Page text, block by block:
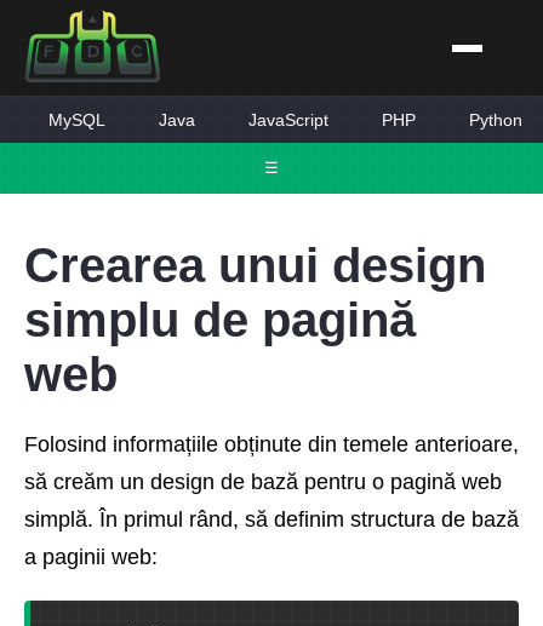
☰
MySQL Java JavaScript PHP Python
Crearea unui design
simplu de pagină
web
Folosind informațiile obținute din temele anterioare,
să creăm un design de bază pentru o pagină web
simplă. În primul rând, să definim structura de bază
a paginii web: